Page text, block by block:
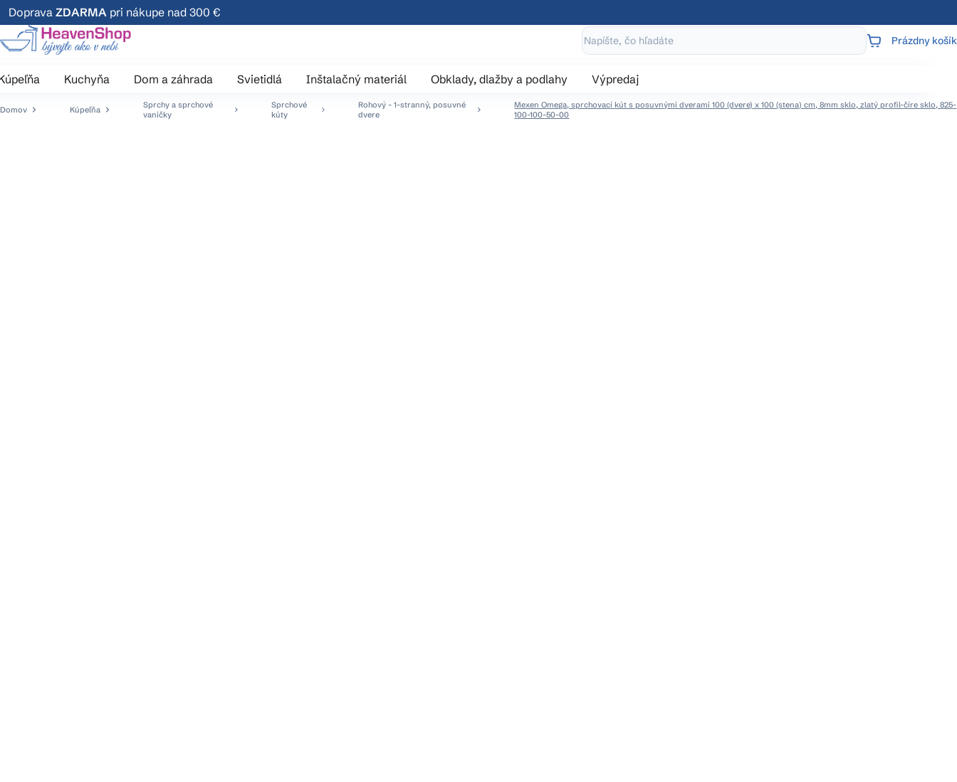
Prejsť
na
obsah
Doprava ZDARMA pri nákupe nad 300 €
NÁKUPNÝ
Prázdny košík
Kuchyňa Dom a záhrada Svietidlá Inštalačný materiál Obklady, dlažby a podlahy Výpredaj
Domov Kúpeľňa
Sprchy a sprchové
vaničky
Sprchové
kúty
Rohový - 1-stranný, posuvné
dvere
Mexen Omega, sprchovací kút s posuvnými dverami 100 (dvere) x 100 (stena) cm, 8mm sklo, zlatý profil-číre sklo, 825-
100-100-50-00